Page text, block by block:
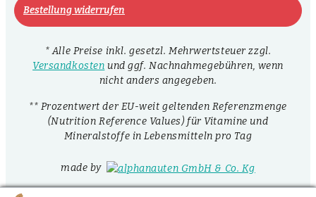
Bestellung widerrufen
* Alle Preise inkl. gesetzl. Mehrwertsteuer zzgl.
Versandkosten und ggf. Nachnahmegebühren, wenn
nicht anders angegeben.
** Prozentwert der EU-weit geltenden Referenzmenge
(Nutrition Reference Values) für Vitamine und
Mineralstoffe in Lebensmitteln pro Tag
made by